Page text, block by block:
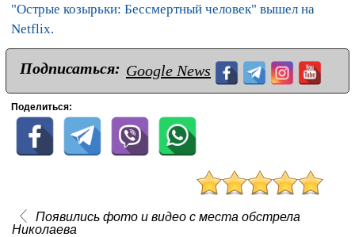
"Острые козырьки: Бессмертный человек" вышел на
Netflix.
Подписаться: Google News
Поделиться:
Появились фото и видео с места обстрела
Николаева